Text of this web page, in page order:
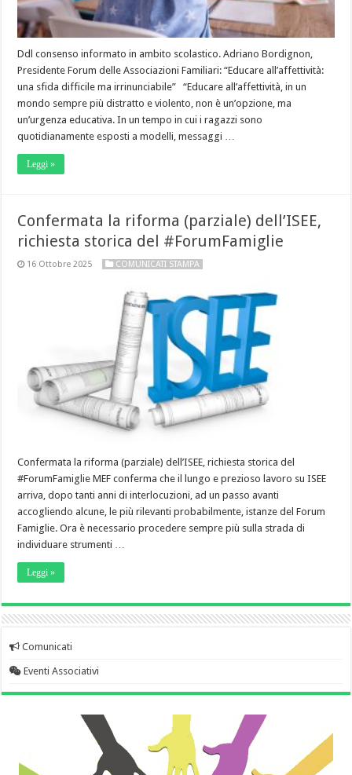
Ddl consenso informato in ambito scolastico. Adriano Bordignon,
Presidente Forum delle Associazioni Familiari: “Educare all’affettività:
una sfida difficile ma irrinunciabile” “Educare all’affettività, in un
mondo sempre più distratto e violento, non è un’opzione, ma
un’urgenza educativa. In un tempo in cui i ragazzi sono
quotidianamente esposti a modelli, messaggi …
Leggi »
Confermata la riforma (parziale) dell’ISEE,
richiesta storica del #ForumFamiglie
16 Ottobre 2025 COMUNICATI STAMPA
Confermata la riforma (parziale) dell’ISEE, richiesta storica del
#ForumFamiglie MEF conferma che il lungo e prezioso lavoro su ISEE
arriva, dopo tanti anni di interlocuzioni, ad un passo avanti
accogliendo alcune, le più rilevanti probabilmente, istanze del Forum
Famiglie. Ora è necessario procedere sempre più sulla strada di
individuare strumenti …
Leggi »
Comunicati
Eventi Associativi